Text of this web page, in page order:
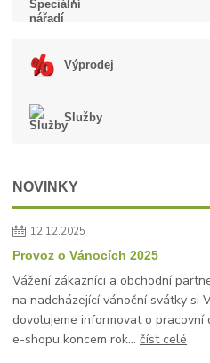
Výprodej
Služby
NOVINKY
12.12.2025
Provoz o Vánocích 2025
Vážení zákazníci a obchodní
na nadcházející vánoční svátky si
dovolujeme informovat o pracovní
e-shopu koncem rok...číst celé